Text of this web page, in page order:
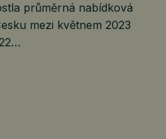
průměrná nabídková
mezi květnem 2023